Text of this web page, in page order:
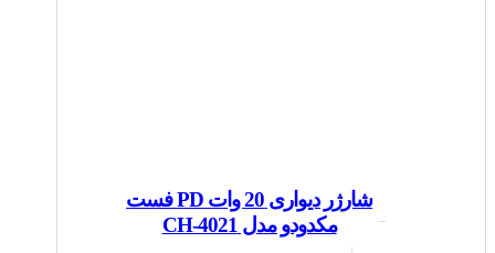
شارژر دیواری 20 وات PD فست
مکدودو مدل CH-4021